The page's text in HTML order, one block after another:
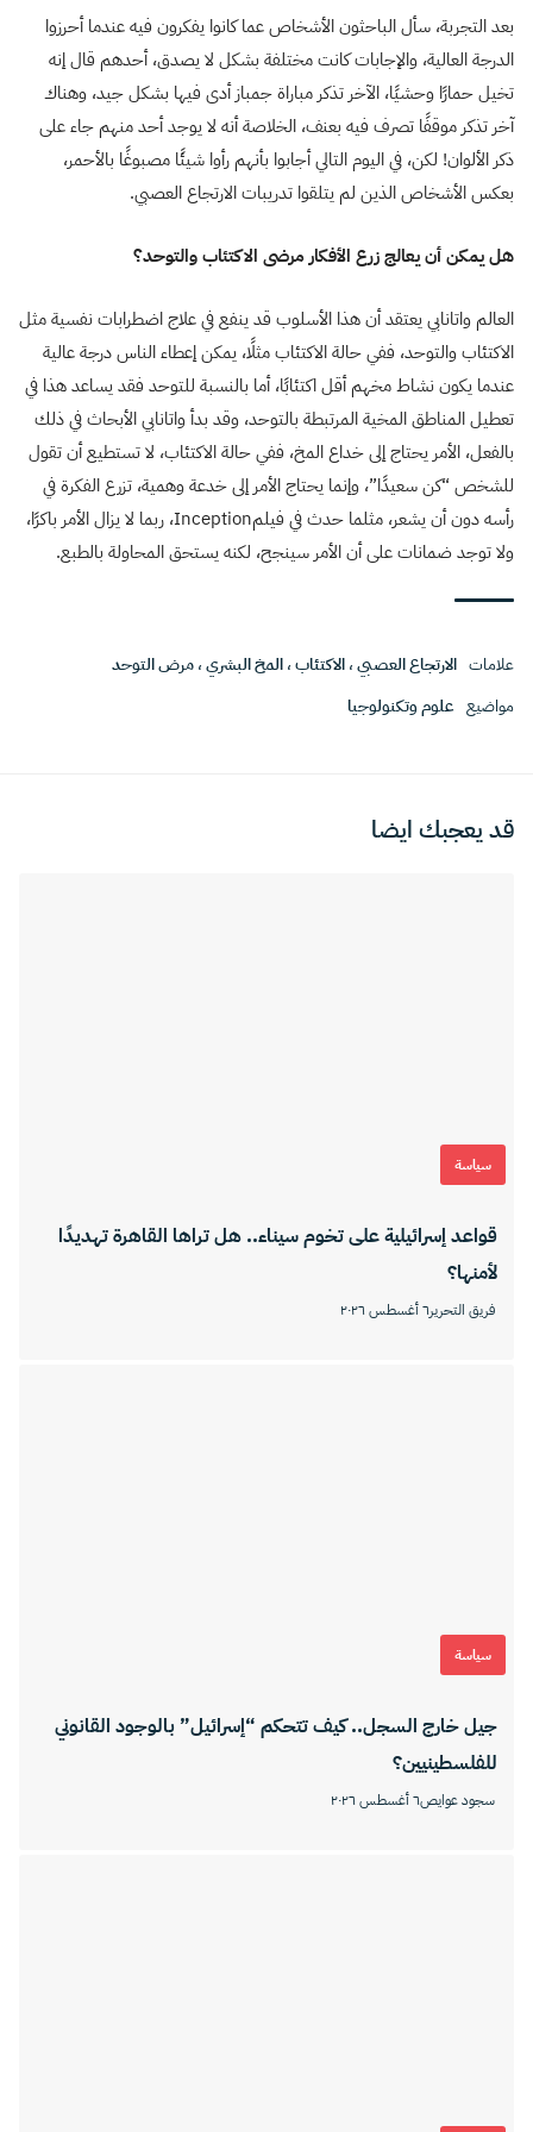
بعد التجربة، سأل الباحثون الأشخاص عما كانوا يفكرون فيه عندما أحرزوا
الدرجة العالية، والإجابات كانت مختلفة بشكل لا يصدق، أحدهم قال إنه
تخيل حمارًا وحشيًا، الآخر تذكر مباراة جمباز أدى فيها بشكل جيد، وهناك
آخر تذكر موقفًا تصرف فيه بعنف، الخلاصة أنه لا يوجد أحد منهم جاء على
ذكر الألوان! لكن، في اليوم التالي أجابوا بأنهم رأوا شيئًا مصبوغًا بالأحمر،
بعكس الأشخاص الذين لم يتلقوا تدريبات الارتجاع العصبي.
هل يمكن أن يعالج زرع الأفكار مرضى الاكتئاب والتوحد؟
العالم واتانابي يعتقد أن هذا الأسلوب قد ينفع في علاج اضطرابات نفسية مثل
الاكتئاب والتوحد، ففي حالة الاكتئاب مثلًا، يمكن إعطاء الناس درجة عالية
عندما يكون نشاط مخهم أقل اكتئابًا، أما بالنسبة للتوحد فقد يساعد هذا في
تعطيل المناطق المخية المرتبطة بالتوحد، وقد بدأ واتانابي الأبحاث في ذلك
بالفعل، الأمر يحتاج إلى خداع المخ، ففي حالة الاكتئاب، لا تستطيع أن تقول
للشخص “كن سعيدًا”، وإنما يحتاج الأمر إلى خدعة وهمية، تزرع الفكرة في
رأسه دون أن يشعر، مثلما حدث في فيلمInception، ربما لا يزال الأمر باكرًا،
ولا توجد ضمانات على أن الأمر سينجح، لكنه يستحق المحاولة بالطبع.
علامات الارتجاع العصبي،الاكتئاب،المخ البشري،مرض التوحد
مواضيع علوم وتكنولوجيا
قد يعجبك ايضا
سياسة
قواعد إسرائيلية على تخوم سيناء.. هل تراها القاهرة تهديدًا
لأمنها؟
فريق التحرير٦ أغسطس ٢٠٢٦
سياسة
جيل خارج السجل.. كيف تتحكم “إسرائيل” بالوجود القانوني
للفلسطينيين؟
سجود عوايص٦ أغسطس ٢٠٢٦